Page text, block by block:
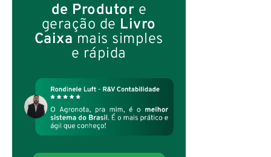
de Produtor e
geração de Livro
Caixa mais simples
e rápida